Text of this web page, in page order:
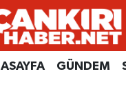
GÜNDEM
Durumu